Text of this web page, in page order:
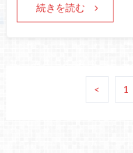
続きを読む
< 1